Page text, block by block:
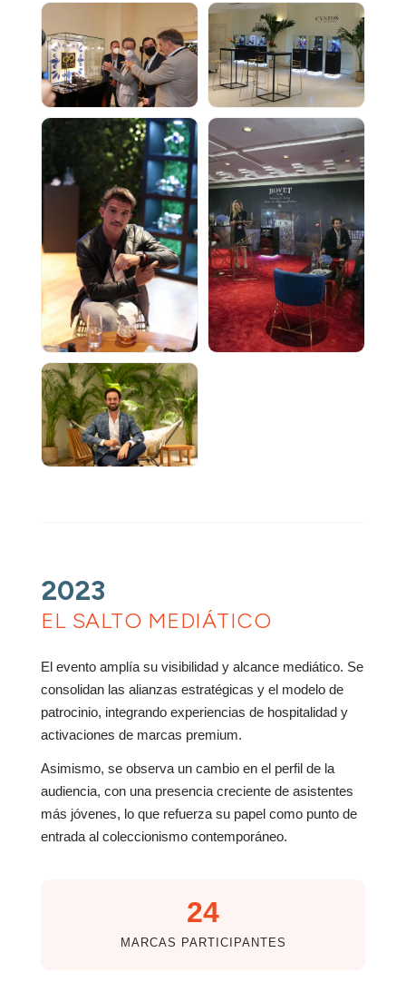
2023
EL SALTO MEDIÁTICO
El evento amplía su visibilidad y alcance mediático. Se
consolidan las alianzas estratégicas y el modelo de
patrocinio, integrando experiencias de hospitalidad y
activaciones de marcas premium.
Asimismo, se observa un cambio en el perfil de la
audiencia, con una presencia creciente de asistentes
más jóvenes, lo que refuerza su papel como punto de
entrada al coleccionismo contemporáneo.
24
MARCAS PARTICIPANTES